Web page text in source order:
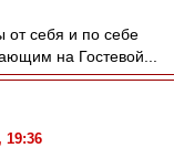
от себя и по себе
на Гостевой...
19:36